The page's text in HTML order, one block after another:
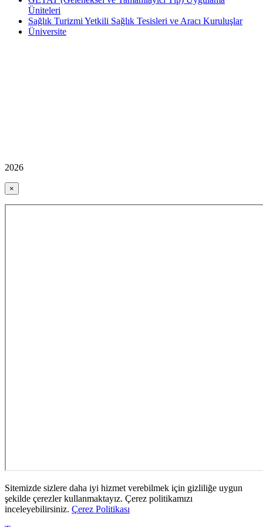
Üniteleri
Sağlık Turizmi Yetkili Sağlık Tesisleri ve Aracı Kuruluşlar
Üniversite
2026
×
Sitemizde sizlere daha iyi hizmet verebilmek için gizliliğe uygun
şekilde çerezler kullanmaktayız. Çerez politikamızı
inceleyebilirsiniz. Çerez Politikası